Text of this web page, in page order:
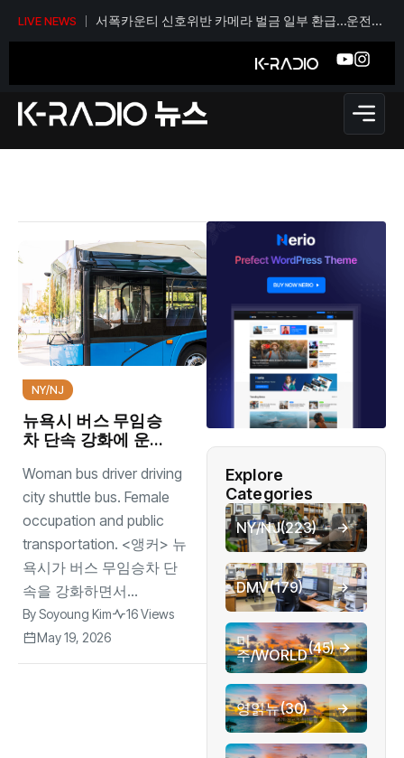
LIVE NEWS
서폭카운티 신호위반 카메라 벌금 일부 환급…운전자
당 티켓 1건당 36달러
NY/NJ
뉴욕시 버스 무임승
차 단속 강화에 운행
Woman bus driver driving
city shuttle bus. Female
occupation and public
transportation. <앵커> 뉴
욕시가 버스 무임승차 단
속을 강화하면서...
BySoyoung Kim
16 Views
May 19, 2026
Explore
Categories
NY/NJ(223)
DMV(179)
미
주/WORLD(45)
영읽뉴(30)